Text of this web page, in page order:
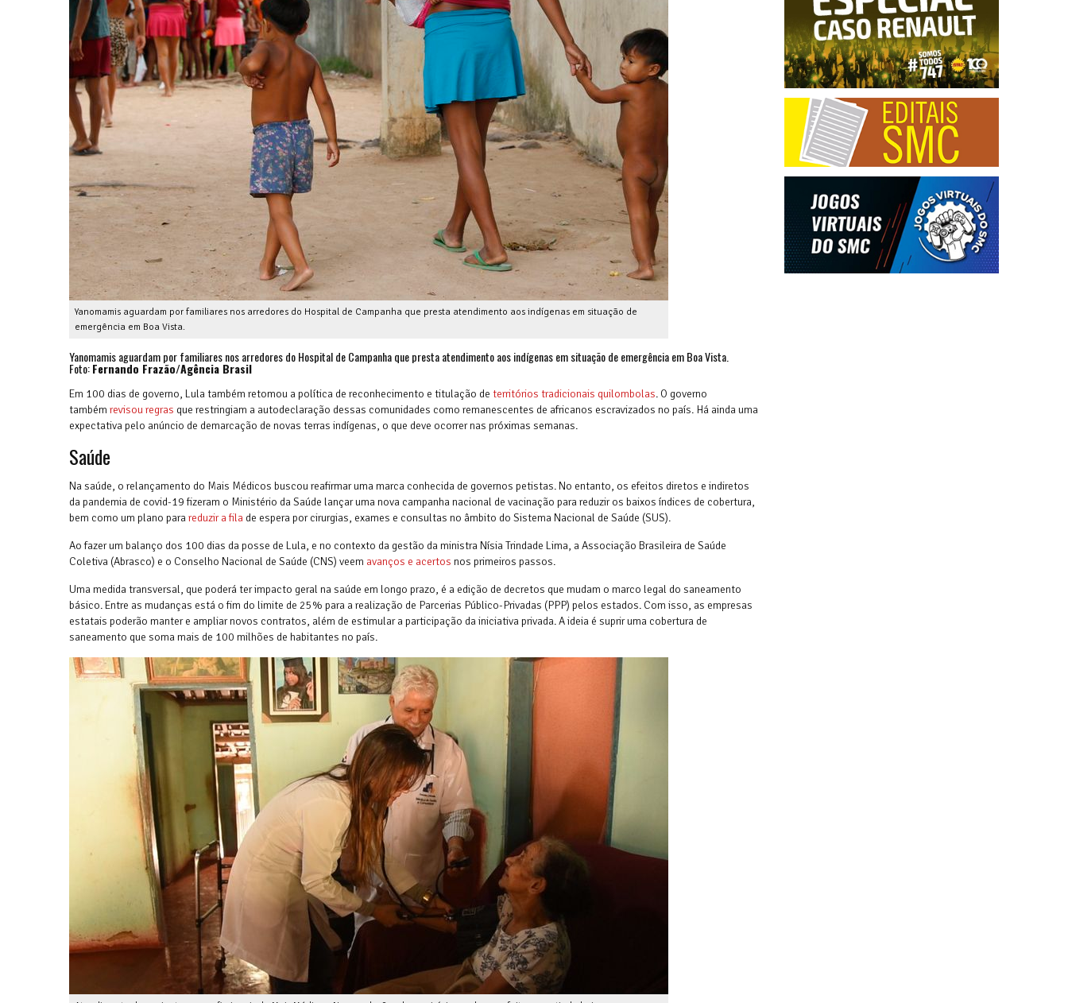
Yanomamis aguardam por familiares nos arredores do Hospital de Campanha que presta atendimento aos indígenas em situação de
emergência em Boa Vista.
Yanomamis aguardam por familiares nos arredores do Hospital de Campanha que presta atendimento aos indígenas em situação de emergência em Boa Vista.
Foto:Fernando Frazão/Agência Brasil
Em 100 dias de governo, Lula também retomou a política de reconhecimento e titulação de territórios tradicionais quilombolas. O governo
também revisou regras que restringiam a autodeclaração dessas comunidades como remanescentes de africanos escravizados no país. Há ainda uma
expectativa pelo anúncio de demarcação de novas terras indígenas, o que deve ocorrer nas próximas semanas.
Saúde
Na saúde, o relançamento do Mais Médicos buscou reafirmar uma marca conhecida de governos petistas. No entanto, os efeitos diretos e indiretos
da pandemia de covid-19 fizeram o Ministério da Saúde lançar uma nova campanha nacional de vacinação para reduzir os baixos índices de cobertura,
bem como um plano parareduzir a fila de espera por cirurgias, exames e consultas no âmbito do Sistema Nacional de Saúde (SUS).
Ao fazer um balanço dos 100 dias da posse de Lula, e no contexto da gestão da ministra Nísia Trindade Lima, a Associação Brasileira de Saúde
Coletiva (Abrasco) e o Conselho Nacional de Saúde (CNS) veem avanços e acertos nos primeiros passos.
Uma medida transversal, que poderá ter impacto geral na saúde em longo prazo, é a edição de decretos que mudam o marco legal do saneamento
básico. Entre as mudanças está o fim do limite de 25% para a realização de Parcerias Público-Privadas (PPP) pelos estados. Com isso, as empresas
estatais poderão manter e ampliar novos contratos, além de estimular a participação da iniciativa privada. A ideia é suprir uma cobertura de
saneamento que soma mais de 100 milhões de habitantes no país.